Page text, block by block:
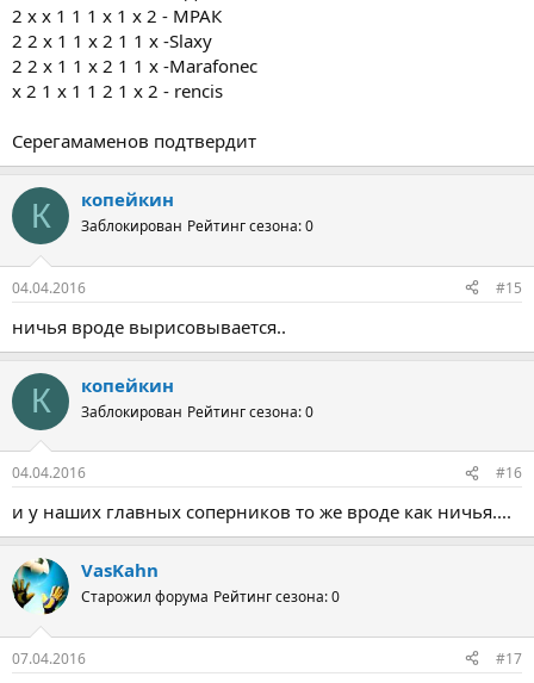
2 х х 1 1 1 х 1 х 2 - МРАК
2 2 х 1 1 х 2 1 1 х -Slaxy
2 2 х 1 1 х 2 1 1 х -Marafonec
x 2 1 x 1 1 2 1 x 2 - rencis
Серегамаменов подтвердит
К копейкин
Заблокирован Рейтинг сезона: 0
04.04.2016 #15
ничья вроде вырисовывается..
К копейкин
Заблокирован Рейтинг сезона: 0
04.04.2016 #16
и у наших главных соперников то же вроде как ничья....
VasKahn
Старожил форума Рейтинг сезона: 0
07.04.2016 #17